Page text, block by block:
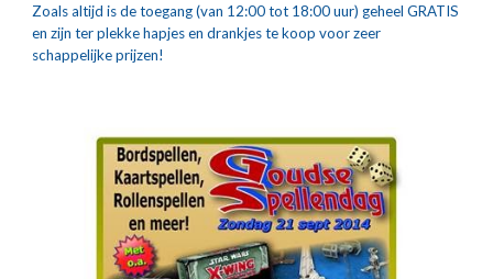
Zoals altijd is de toegang (van 12:00 tot 18:00 uur) geheel GRATIS
en zijn ter plekke hapjes en drankjes te koop voor zeer
schappelijke prijzen!